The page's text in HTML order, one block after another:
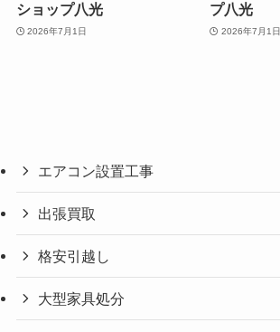
ショップ八光
2026年7月1日
プ八光
2026年7月1日
エアコン設置工事
出張買取
格安引越し
大型家具処分